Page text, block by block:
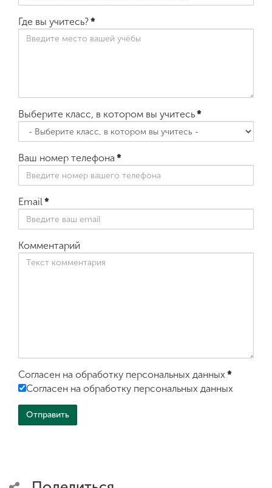
Где вы учитесь?*
Выберите класс, в котором вы учитесь*
Ваш номер телефона *
Email*
Комментарий
Согласен на обработку персональных данных *
Согласен на обработку персональных данных